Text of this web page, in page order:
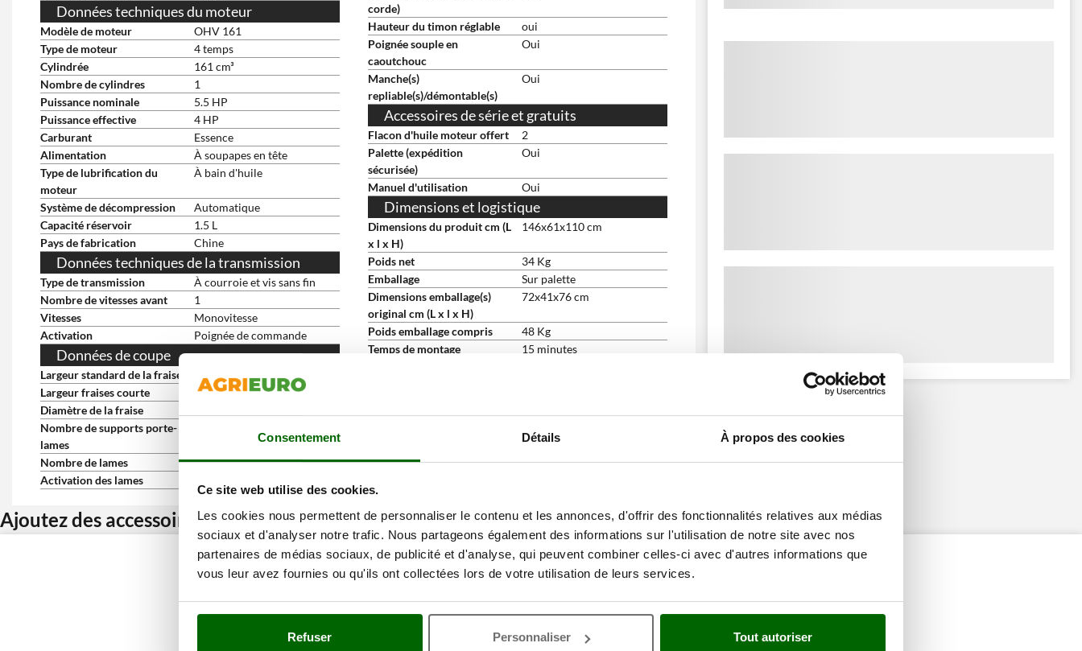
Consentement Détails À propos des cookies
Ce site web utilise des cookies.
Les cookies nous permettent de personnaliser le contenu et les annonces, d'offrir des fonctionnalités relatives aux médias
sociaux et d'analyser notre trafic. Nous partageons également des informations sur l'utilisation de notre site avec nos
partenaires de médias sociaux, de publicité et d'analyse, qui peuvent combiner celles-ci avec d'autres informations que
vous leur avez fournies ou qu'ils ont collectées lors de votre utilisation de leurs services.
Refuser Personnaliser Tout autoriser
Données techniques du moteur
Modèle de moteur
OHV 161
Type de moteur
4 temps
Cylindrée
161 cm³
Nombre de cylindres
1
Puissance nominale
5.5 HP
Puissance effective
4 HP
Carburant
Essence
Alimentation
À soupapes en tête
Type de lubrification du
moteur
À bain d'huile
Système de décompression
Automatique
Capacité réservoir
1.5 L
Pays de fabrication
Chine
Données techniques de la transmission
Type de transmission
À courroie et vis sans fin
Nombre de vitesses avant
1
Vitesses
Monovitesse
Activation
Poignée de commande
Données de coupe
Largeur standard de la fraise
56 cm
Largeur fraises courte
35 cm
Diamètre de la fraise
Nombre de supports porte-
lames
Nombre de lames
24
Activation des lames
corde)
Hauteur du timon réglable
oui
Poignée souple en
caoutchouc
Oui
Manche(s)
repliable(s)/démontable(s)
Oui
Accessoires de série et gratuits
Flacon d'huile moteur offert
2
Palette (expédition
sécurisée)
Oui
Manuel d'utilisation Oui
Dimensions et logistique
Dimensions du produit cm (L
x l x H)
146x61x110 cm
Poids net
34 Kg
Emballage
Sur palette
Dimensions emballage(s)
original cm (L x l x H)
72x41x76 cm
Poids emballage compris
48 Kg
Temps de montage
15 minutes
Ajoutez des accessoires et bénéficiez d’une remise